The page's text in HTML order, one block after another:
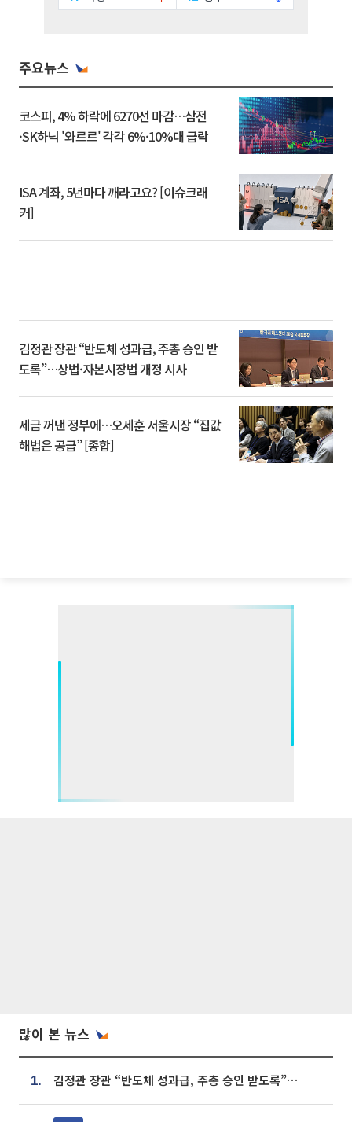
주요뉴스
코스피, 4% 하락에 6270선 마감…삼전
·SK하닉 '와르르' 각각 6%·10%대 급락
ISA 계좌, 5년마다 깨라고요? [이슈크래
커]
김정관 장관 “반도체 성과급, 주총 승인 받
도록”…상법·자본시장법 개정 시사
세금 꺼낸 정부에…오세훈 서울시장 “집값
해법은 공급” [종합]
많이 본 뉴스
1. 김정관 장관 “반도체 성과급, 주총 승인 받도록”…상법·자본시장법 개정 시사